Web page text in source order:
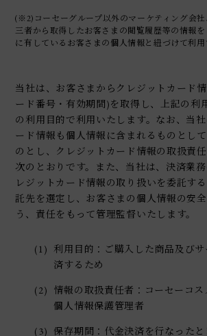
(※2)コーセーグループ以外のマーケティング会
三者から取得したお客さまの閲覧履歴等の情報
に有しているお客さまの個人情報と紐づけて利用
当社は、お客さまからクレジットカード
ード番号・有効期間)を取得し、上記の利
の利用目的で利用いたします。なお、当
ード情報も個人情報に含まれるものとし
のとし、クレジットカード情報の取扱責
次のとおりです。また、当社は、決済業
レジットカード情報の取り扱いを委託す
託先を選定し、お客さまの個人情報の安
う、責任をもって管理監督いたします。
(1)
利用目的：ご購入した商品及び
済するため
(2)
情報の取扱責任者：コーセーコ
個人情報保護管理者
(3) 保存期間：代金決済を行なった